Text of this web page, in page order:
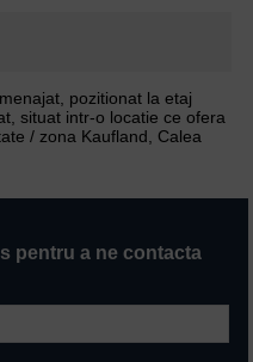
pozitionat la etaj
situat intr-o locatie ce ofera
/ zona Kaufland, Calea
pentru a ne contacta